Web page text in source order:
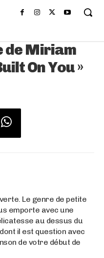
de Miriam
On You »
Le genre de petite
emporte avec une
au dessus du
il est question avec
de votre début de